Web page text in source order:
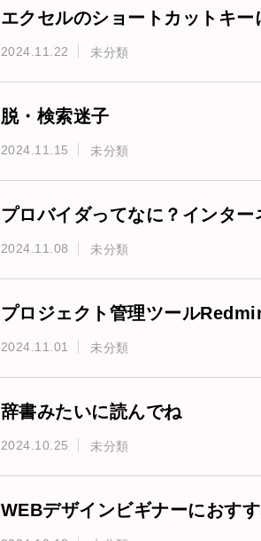
エクセルのショートカットキー
2024.11.22 未分類
脱・検索迷子
2024.11.15 未分類
プロバイダってなに？インタ
2024.11.08 未分類
プロジェクト管理ツール
2024.11.01 未分類
辞書みたいに読んでね
2024.10.25 未分類
WEBデザインビギナーにおす